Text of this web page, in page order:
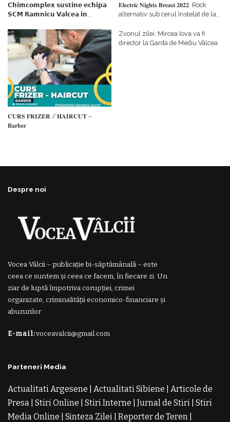
𝗖𝗵𝗶𝗺𝗰𝗼𝗺𝗽𝗹𝗲𝘅 𝘀𝘂𝘀𝘁𝗶𝗻𝗲 𝗲𝗰𝗵𝗶𝗽𝗮
𝗦𝗖𝗠 𝗥𝗮𝗺𝗻𝗶𝗰𝘂 𝗩𝗮𝗹𝗰𝗲𝗮 𝗶𝗻
𝗳𝗶𝗻𝗮𝗻𝘁𝗮𝘁𝗼𝗿
𝐄𝐥𝐞𝐜𝐭𝐫𝐢𝐜 𝐍𝐢𝐠𝐡𝐭𝐬 𝐁𝐫𝐞𝐳𝐨𝐢 𝟐𝟎𝟐𝟐. Rock
alternativ sub cerul înstelat de la
𝐂𝐔𝐑𝐒 𝐅𝐑𝐈𝐙𝐄𝐑 / 𝐇𝐀𝐈𝐑𝐂𝐔𝐓 –
𝐁𝐚𝐫𝐛𝐞𝐫
Zvonul zilei: Mircea Iova va fi
director la Garda de Mediu Vâlcea
Despre noi
Vocea Vâlcii – publicație bi-săptămânală – este
ceea ce suntem și ceea ce facem, în fiecare zi. Un
ziar de luptă împotriva corupției, crimei
organizate, criminalității economico-financiare și
abuzurilor.
E-mail:voceavalcii@gmail.com
Parteneri Media
Actualitati Argesene Actualitati Sibiene
Articole de
Presa Stiri Online Stiri Interne Jurnal de Stiri Stiri
Media Online
Sinteza Zilei Reporter de Teren